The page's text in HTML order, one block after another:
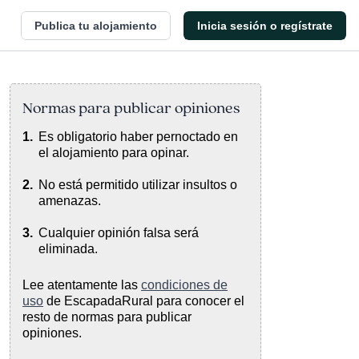
Publica tu alojamiento Inicia sesión o regístrate
Normas para publicar opiniones
Es obligatorio haber pernoctado en
el alojamiento para opinar.
No está permitido utilizar insultos o
amenazas.
Cualquier opinión falsa será
eliminada.
Lee atentamente las condiciones de
uso de EscapadaRural para conocer el
resto de normas para publicar
opiniones.